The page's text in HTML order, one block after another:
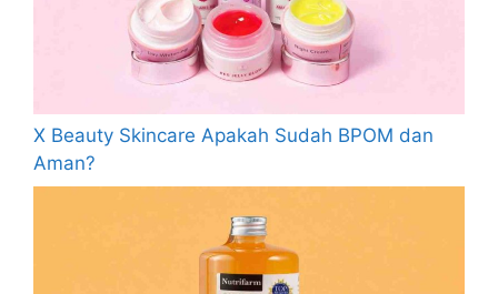
X Beauty Skincare Apakah Sudah BPOM dan
Aman?